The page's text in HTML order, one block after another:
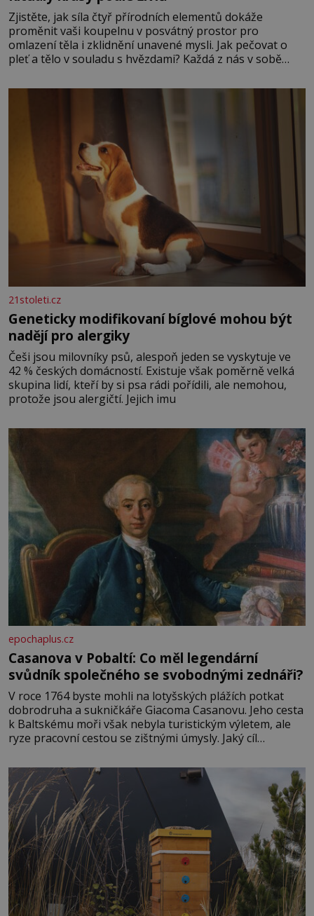
Zjistěte, jak síla čtyř přírodních elementů dokáže
proměnit vaši koupelnu v posvátný prostor pro
omlazení těla i zklidnění unavené mysli. Jak pečovat o
pleť a tělo v souladu s hvězdami? Každá z nás v sobě
povaze, ale i v potřebách naší pokožky. Ohnivá znamení
Ženy narozené ve znamení Berana, Lva a Střelce v sobě
nesou žár, odvahu a neutuchající elán. Vaše
21stoleti.cz
Geneticky modifikovaní bíglové mohou být
nadějí pro alergiky
Češi jsou milovníky psů, alespoň jeden se vyskytuje ve
42 % českých domácností. Existuje však poměrně velká
skupina lidí, kteří by si psa rádi pořídili, ale nemohou,
protože jsou alergičtí. Jejich imu
epochaplus.cz
Casanova v Pobaltí: Co měl legendární
svůdník společného se svobodnými zednáři?
V roce 1764 byste mohli na lotyšských plážích potkat
dobrodruha a sukničkáře Giacoma Casanovu. Jeho cesta
k Baltskému moři však nebyla turistickým výletem, ale
ryze pracovní cestou se zištnými úmysly. Jaký cíl
lotyšské Rigy? Casanova v Pobaltí kontaktoval tamní
zednářské lóže. Nebyl v této oblasti žádným nováčkem,
protože do zednářské